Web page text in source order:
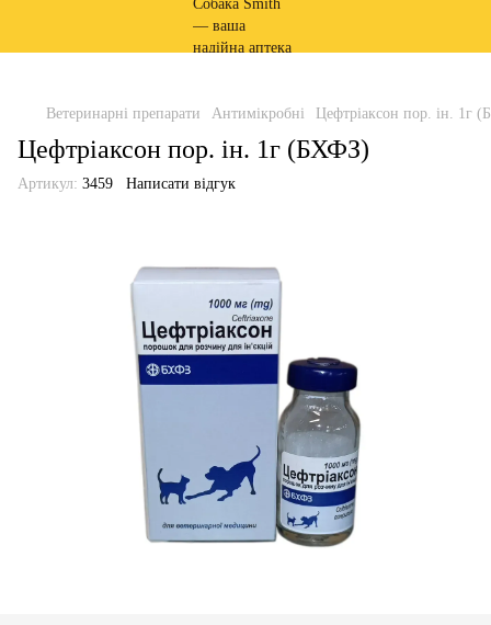
Ветеринарні препарати Антимікробні Цефтріаксон пор. ін. 1г
Цефтріаксон пор. ін. 1г (БХФЗ)
Артикул: 3459 Написати відгук